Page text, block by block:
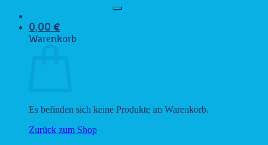
nach:
0,00 €
Warenkorb
Es befinden sich keine Produkte im Warenkorb.
Zurück zum Shop